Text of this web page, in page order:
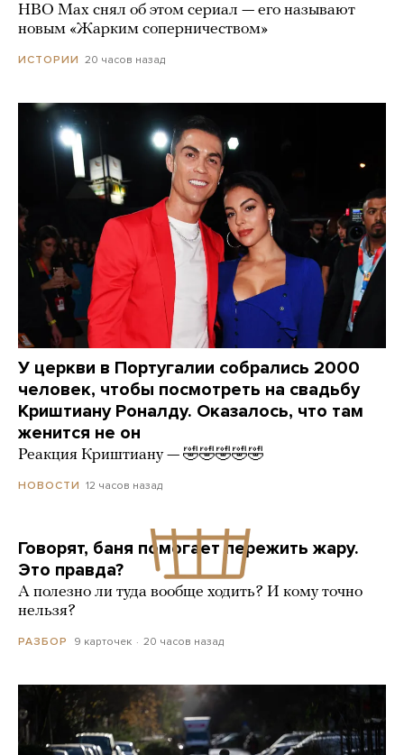
HBO Max снял об этом сериал — его называют
новым «Жарким соперничеством»
ИСТОРИИ 20 часов назад
У церкви в Португалии собрались 2000
человек, чтобы посмотреть на свадьбу
Криштиану Роналду. Оказалось, что там
женится не он
Реакция Криштиану — 🤣🤣🤣🤣🤣
НОВОСТИ 12 часов назад
Говорят, баня помогает пережить жару.
Это правда?
А полезно ли туда вообще ходить? И кому точно
нельзя?
РАЗБОР 9 карточек 20 часов назад